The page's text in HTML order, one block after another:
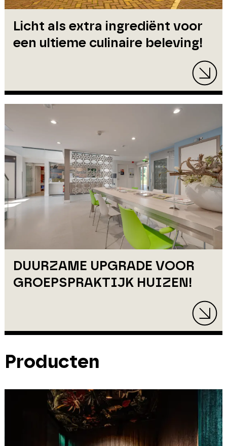
Licht als extra ingrediënt voor
een ultieme culinaire beleving!
DUURZAME UPGRADE VOOR
GROEPSPRAKTIJK HUIZEN!
Producten